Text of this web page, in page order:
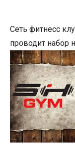
Сеть фитнесс
проводит набор